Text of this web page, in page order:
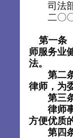
司法
二〇
第一条
师服务业
法。
第二
律师，为
第三
律师事
方便优质
第四